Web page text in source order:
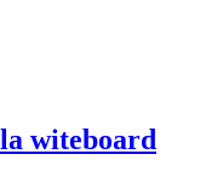
witeboard